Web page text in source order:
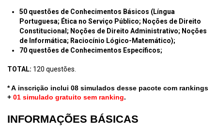
50 questões de Conhecimentos Básicos (Língua
Portuguesa; Ética no Serviço Público; Noções de Direito
Constitucional; Noções de Direito Administrativo; Noções
de Informática; Raciocínio Lógico-Matemático);
70 questões de Conhecimentos Específicos;
TOTAL: 120 questões.
* A inscrição inclui 08 simulados desse pacote com rankings
+ 01 simulado gratuito sem ranking.
INFORMAÇÕES BÁSICAS